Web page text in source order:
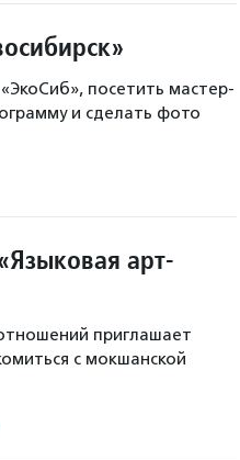
посетить мастер-
и сделать фото
арт-
приглашает
с мокшанской